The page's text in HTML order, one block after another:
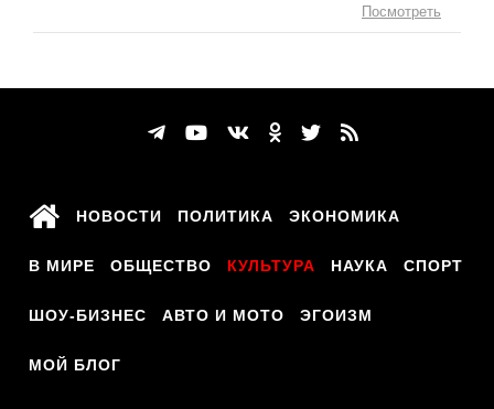
Посмотреть
НОВОСТИ ПОЛИТИКА ЭКОНОМИКА
В МИРЕ ОБЩЕСТВО КУЛЬТУРА НАУКА СПОРТ
ШОУ-БИЗНЕС АВТО И МОТО ЭГОИЗМ
МОЙ БЛОГ